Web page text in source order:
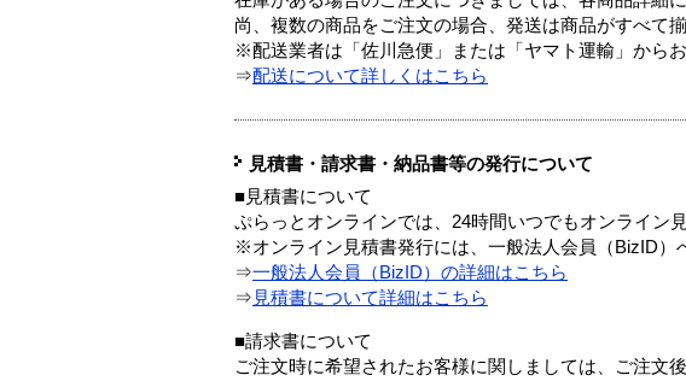
尚、複数の商品をご注文の場合、発送は商品がすべて
※配送業者は「佐川急便」または「ヤマト運輸」から
⇒配送について詳しくはこちら
見積書・請求書・納品書等の発行について
■見積書について
ぷらっとオンラインでは、24時間いつでもオンライン
※オンライン見積書発行には、一般法人会員（BizID）
⇒一般法人会員（BizID）の詳細はこちら
⇒ 見積書について詳細はこちら
■請求書について
ご注文時に希望されたお客様に関しましては、ご注文